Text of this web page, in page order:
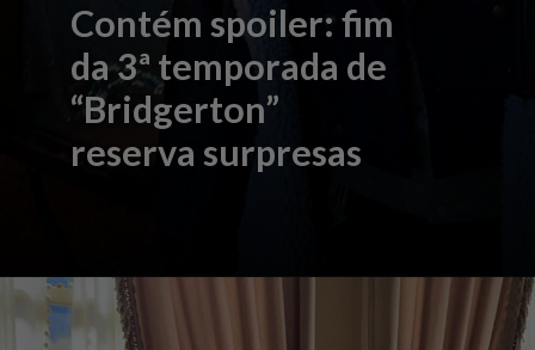
Contém spoiler: fim
da 3ª temporada de
“Bridgerton”
reserva surpresas